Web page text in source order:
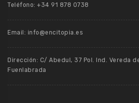
Teléfono: +34 91 878 0738
Email: info@encitopia.es
Dirección: C/ Abedul, 37 Pol. Ind. Vereda
Fuenlabrada